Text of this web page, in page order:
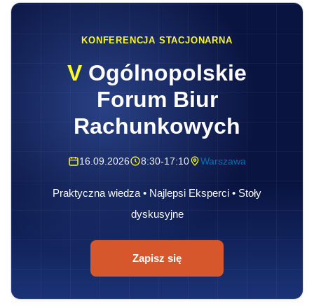
KONFERENCJA STACJONARNA
V Ogólnopolskie
Forum Biur
Rachunkowych
16.09.2026 8:30-17:10 Warszawa
Praktyczna wiedza • Najlepsi Eksperci • Stoły
dyskusyjne
Zapisz się